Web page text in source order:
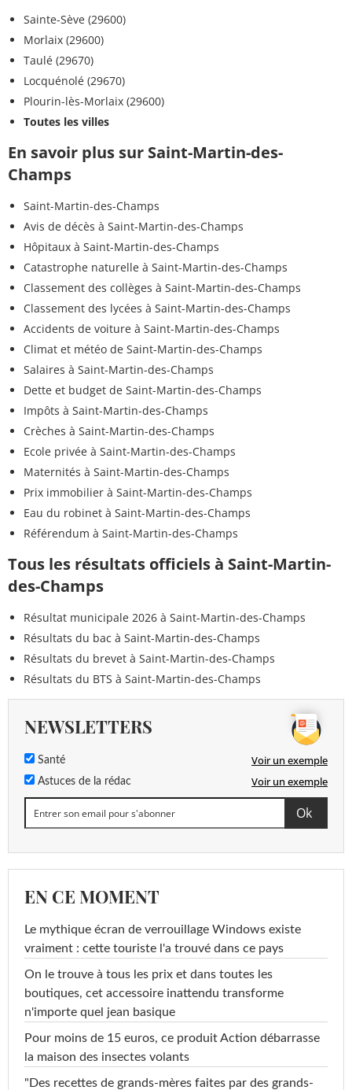
Sainte-Sève (29600)
Morlaix (29600)
Taulé (29670)
Locquénolé (29670)
Plourin-lès-Morlaix (29600)
Toutes les villes
En savoir plus sur Saint-Martin-des-
Champs
Saint-Martin-des-Champs
Avis de décès à Saint-Martin-des-Champs
Hôpitaux à Saint-Martin-des-Champs
Catastrophe naturelle à Saint-Martin-des-Champs
Classement des collèges à Saint-Martin-des-Champs
Classement des lycées à Saint-Martin-des-Champs
Accidents de voiture à Saint-Martin-des-Champs
Climat et météo de Saint-Martin-des-Champs
Salaires à Saint-Martin-des-Champs
Dette et budget de Saint-Martin-des-Champs
Impôts à Saint-Martin-des-Champs
Crèches à Saint-Martin-des-Champs
Ecole privée à Saint-Martin-des-Champs
Maternités à Saint-Martin-des-Champs
Prix immobilier à Saint-Martin-des-Champs
Eau du robinet à Saint-Martin-des-Champs
Référendum à Saint-Martin-des-Champs
Tous les résultats officiels à Saint-Martin-
des-Champs
Résultat municipale 2026 à Saint-Martin-des-Champs
Résultats du bac à Saint-Martin-des-Champs
Résultats du brevet à Saint-Martin-des-Champs
Résultats du BTS à Saint-Martin-des-Champs
NEWSLETTERS
Santé Voir un exemple
Astuces de la rédac Voir un exemple
EN CE MOMENT
Le mythique écran de verrouillage Windows existe
vraiment : cette touriste l'a trouvé dans ce pays
On le trouve à tous les prix et dans toutes les
boutiques, cet accessoire inattendu transforme
n'importe quel jean basique
Pour moins de 15 euros, ce produit Action débarrasse
la maison des insectes volants
"Des recettes de grands-mères faites par des grands-